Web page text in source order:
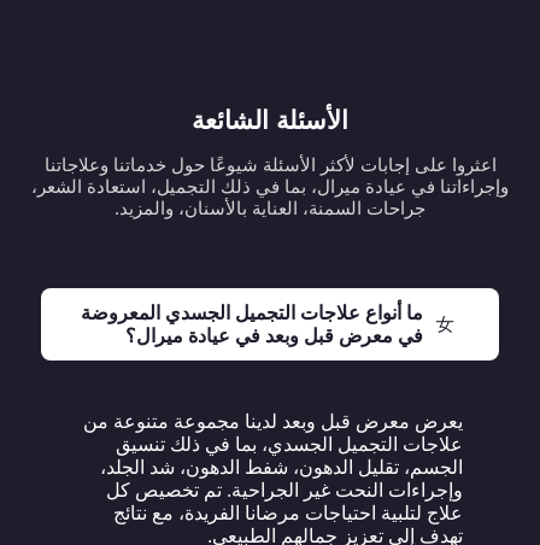
الأسئلة الشائعة
اعثروا على إجابات لأكثر الأسئلة شيوعًا حول خدماتنا وعلاجاتنا
وإجراءاتنا في عيادة ميرال، بما في ذلك التجميل، استعادة الشعر،
جراحات السمنة، العناية بالأسنان، والمزيد.
ما أنواع علاجات التجميل الجسدي المعروضة
في معرض قبل وبعد في عيادة ميرال؟
يعرض معرض قبل وبعد لدينا مجموعة متنوعة من
علاجات التجميل الجسدي، بما في ذلك تنسيق
الجسم، تقليل الدهون، شفط الدهون، شد الجلد،
وإجراءات النحت غير الجراحية. تم تخصيص كل
علاج لتلبية احتياجات مرضانا الفريدة، مع نتائج
تهدف إلى تعزيز جمالهم الطبيعي.